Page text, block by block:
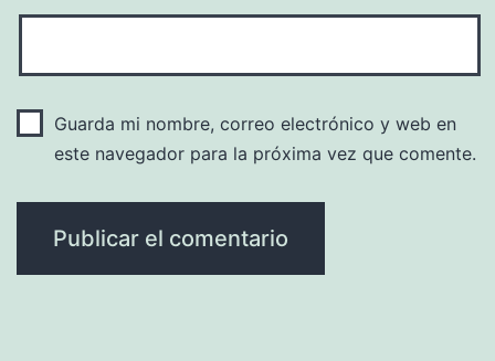
Guarda mi nombre, correo electrónico y web en
este navegador para la próxima vez que comente.